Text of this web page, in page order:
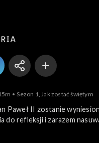
Sezon 1, Jak zostać świętym
Paweł II zostanie
do refleksji i zarazem
Czy świętość da się